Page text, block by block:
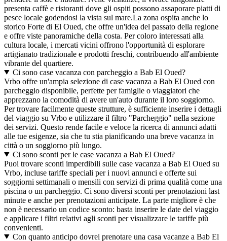
presenta caffè e ristoranti dove gli ospiti possono assaporare piatti di
pesce locale godendosi la vista sul mare.La zona ospita anche lo
storico Forte di El Oued, che offre un'idea del passato della regione
e offre viste panoramiche della costa. Per coloro interessati alla
cultura locale, i mercati vicini offrono l'opportunità di esplorare
artigianato tradizionale e prodotti freschi, contribuendo all'ambiente
vibrante del quartiere.
Ci sono case vacanza con parcheggio a Bab El Oued?
Vrbo offre un'ampia selezione di case vacanza a Bab El Oued con
parcheggio disponibile, perfette per famiglie o viaggiatori che
apprezzano la comodità di avere un'auto durante il loro soggiorno.
Per trovare facilmente queste strutture, è sufficiente inserire i dettagli
del viaggio su Vrbo e utilizzare il filtro "Parcheggio" nella sezione
dei servizi. Questo rende facile e veloce la ricerca di annunci adatti
alle tue esigenze, sia che tu stia pianificando una breve vacanza in
città o un soggiorno più lungo.
Ci sono sconti per le case vacanza a Bab El Oued?
Puoi trovare sconti imperdibili sulle case vacanza a Bab El Oued su
Vrbo, incluse tariffe speciali per i nuovi annunci e offerte sui
soggiorni settimanali o mensili con servizi di prima qualità come una
piscina o un parcheggio. Ci sono diversi sconti per prenotazioni last
minute e anche per prenotazioni anticipate. La parte migliore è che
non è necessario un codice sconto: basta inserire le date del viaggio
e applicare i filtri relativi agli sconti per visualizzare le tariffe più
convenienti.
Con quanto anticipo dovrei prenotare una casa vacanze a Bab El